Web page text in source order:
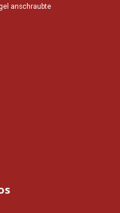
anschraubte